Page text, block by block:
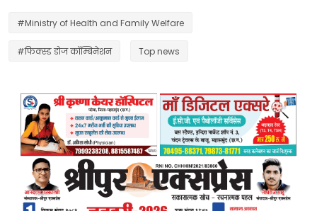
#Ministry of Health and Family Welfare
#फिक्स्ड डोज कॉम्बिनेशन Top news